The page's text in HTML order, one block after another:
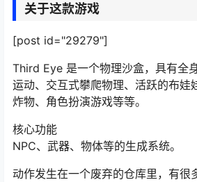
关于这款游戏
[post id="29279"]
Third Eye 是一个物理沙盒，具有全
运动、交互式攀爬物理、活跃的布娃
炸物、角色扮演游戏等等。
核心功能
NPC、武器、物体等的生成系统。
动作发生在一个废弃的仓库里，有很